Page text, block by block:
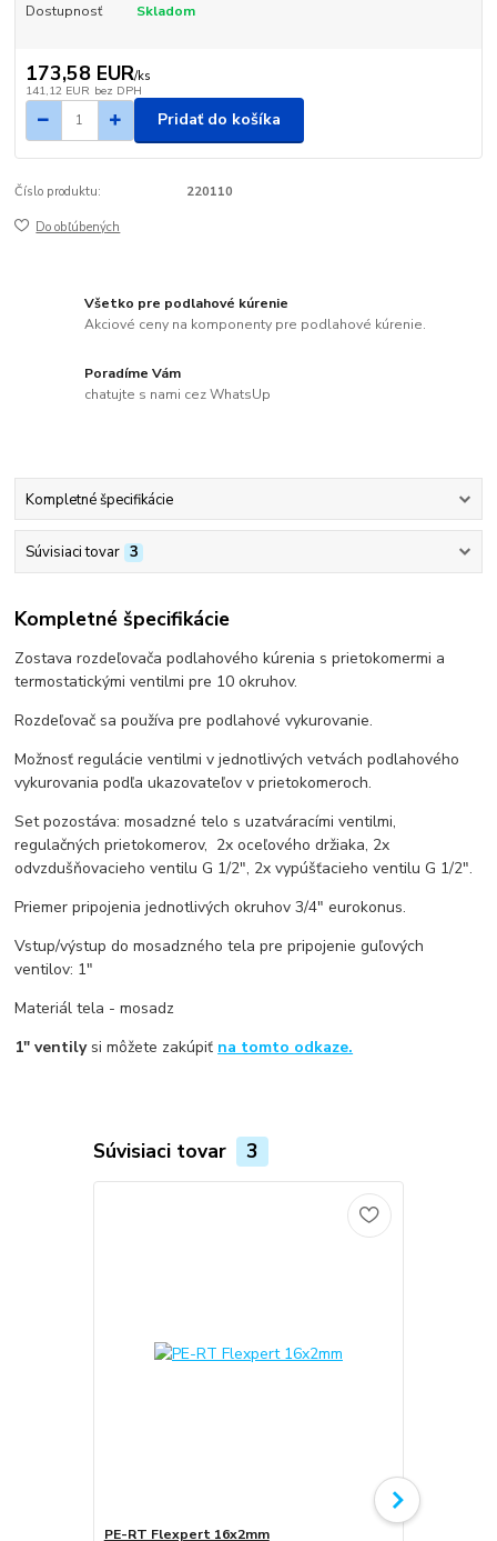
Dostupnosť Skladom
173,58 EUR/ks
141,12 EUR bez DPH
Pridať do košíka
Číslo produktu: 220110
Do obľúbených
Všetko pre podlahové kúrenie
Akciové ceny na komponenty pre podlahové kúrenie.
Poradíme Vám
chatujte s nami cez WhatsUp
Kompletné špecifikácie
Súvisiaci tovar 3
Kompletné špecifikácie
Zostava rozdeľovača podlahového kúrenia s prietokomermi a
termostatickými ventilmi pre 10 okruhov.
Rozdeľovač sa používa pre podlahové vykurovanie.
Možnosť regulácie ventilmi v jednotlivých vetvách podlahového
vykurovania podľa ukazovateľov v prietokomeroch.
Set pozostáva: mosadzné telo s uzatváracími ventilmi,
regulačných prietokomerov, 2x oceľového držiaka, 2x
odvzdušňovacieho ventilu G 1/2", 2x vypúšťacieho ventilu G 1/2".
Priemer pripojenia jednotlivých okruhov 3/4" eurokonus.
Vstup/výstup do mosadzného tela pre pripojenie guľových
ventilov: 1"
Materiál tela - mosadz
1" ventilysi môžete zakúpiť na tomto odkaze.
Súvisiaci tovar 3
PE-RT Flexpert 16x2mm